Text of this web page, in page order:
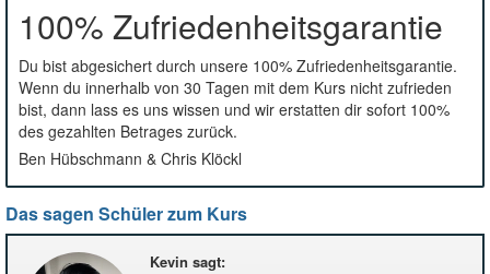
100% Zufriedenheitsgarantie
Du bist abgesichert durch unsere 100% Zufriedenheitsgarantie.
Wenn du innerhalb von 30 Tagen mit dem Kurs nicht zufrieden
bist, dann lass es uns wissen und wir erstatten dir sofort 100%
des gezahlten Betrages zurück.
Ben Hübschmann & Chris Klöckl
Das sagen Schüler zum Kurs
Kevin sagt: